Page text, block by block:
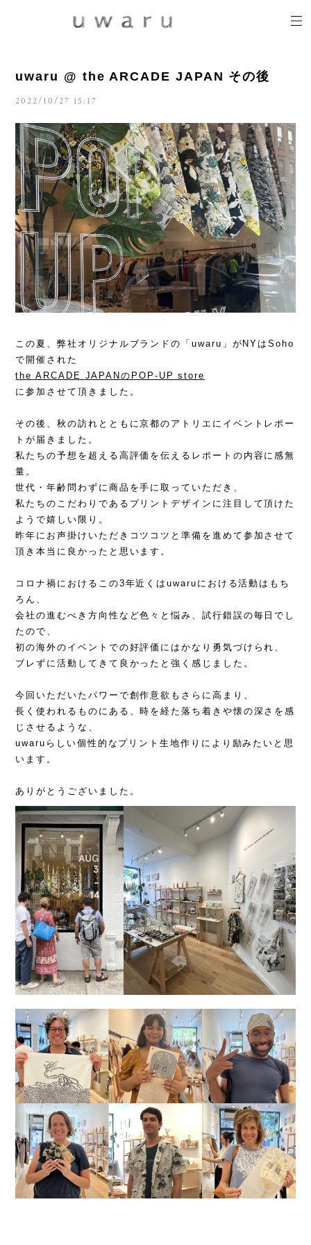
uwaru @ the ARCADE JAPAN その後
2022/10/27 15:17
この夏、弊社オリジナルブランドの「uwaru」がNYはSoho
で開催された
the ARCADE JAPANのPOP-UP store
に参加させて頂きました。
その後、秋の訪れとともに京都のアトリエにイベントレポー
トが届きました。
私たちの予想を超える高評価を伝えるレポートの内容に感無
量。
世代・年齢問わずに商品を手に取っていただき、
私たちのこだわりであるプリントデザインに注目して頂けた
ようで嬉しい限り。
昨年にお声掛けいただきコツコツと準備を進めて参加させて
頂き本当に良かったと思います。
コロナ禍におけるこの3年近くはuwaruにおける活動はもち
ろん、
会社の進むべき方向性など色々と悩み、試行錯誤の毎日でし
たので、
初の海外のイベントでの好評価にはかなり勇気づけられ、
ブレずに活動してきて良かったと強く感じました。
今回いただいたパワーで創作意欲もさらに高まり、
長く使われるものにある、時を経た落ち着きや懐の深さを感
じさせるような、
uwaruらしい個性的なプリント生地作りにより励みたいと思
います。
ありがとうございました。